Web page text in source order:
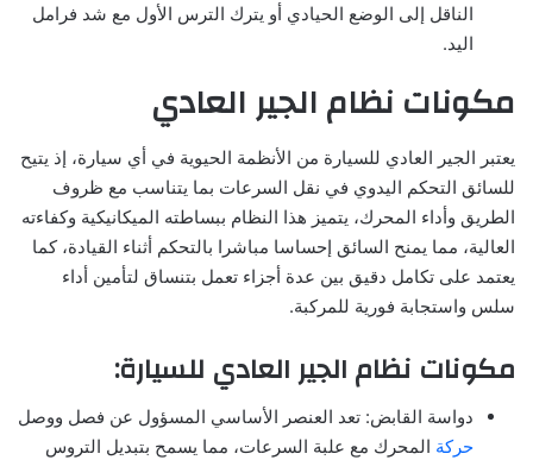
الناقل إلى الوضع الحيادي أو يترك الترس الأول مع شد فرامل
اليد.
مكونات نظام الجير العادي
يعتبر الجير العادي للسيارة من الأنظمة الحيوية في أي سيارة، إذ يتيح
للسائق التحكم اليدوي في نقل السرعات بما يتناسب مع ظروف
الطريق وأداء المحرك، يتميز هذا النظام ببساطته الميكانيكية وكفاءته
العالية، مما يمنح السائق إحساسا مباشرا بالتحكم أثناء القيادة، كما
يعتمد على تكامل دقيق بين عدة أجزاء تعمل بتنساق لتأمين أداء
سلس واستجابة فورية للمركبة.
مكونات نظام الجير العادي للسيارة:
دواسة القابض: تعد العنصر الأساسي المسؤول عن فصل ووصل
حركة المحرك مع علبة السرعات، مما يسمح بتبديل التروس